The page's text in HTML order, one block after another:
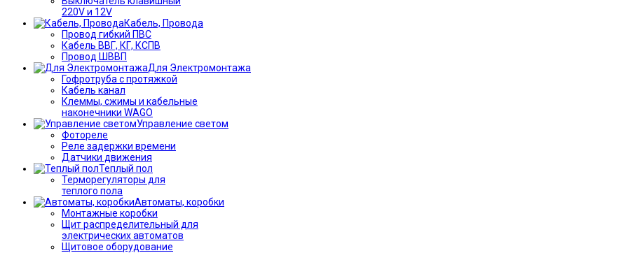
220V и 12V
Кабель, Провода
Провод гибкий ПВС
Кабель ВВГ, КГ, КСПВ
Провод ШВВП
Для Электромонтажа
Гофротруба с протяжкой
Кабель канал
Клеммы, сжимы и кабельные
наконечники WAGO
Управление светом
Фотореле
Реле задержки времени
Датчики движения
Теплый пол
Терморегуляторы для
теплого пола
Автоматы, коробки
Монтажные коробки
Щит распределительный для
электрических автоматов
Щитовое оборудование